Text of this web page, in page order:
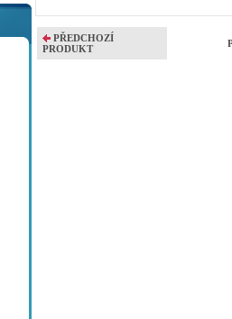
PŘEDCHOZÍ
PRODUKT